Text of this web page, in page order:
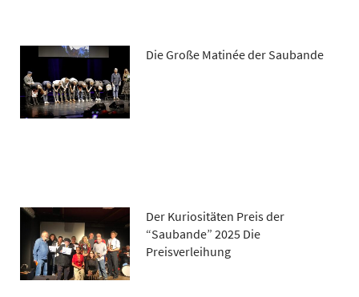
Die Große Matinée der Saubande
Der Kuriositäten Preis der
“Saubande” 2025 Die
Preisverleihung